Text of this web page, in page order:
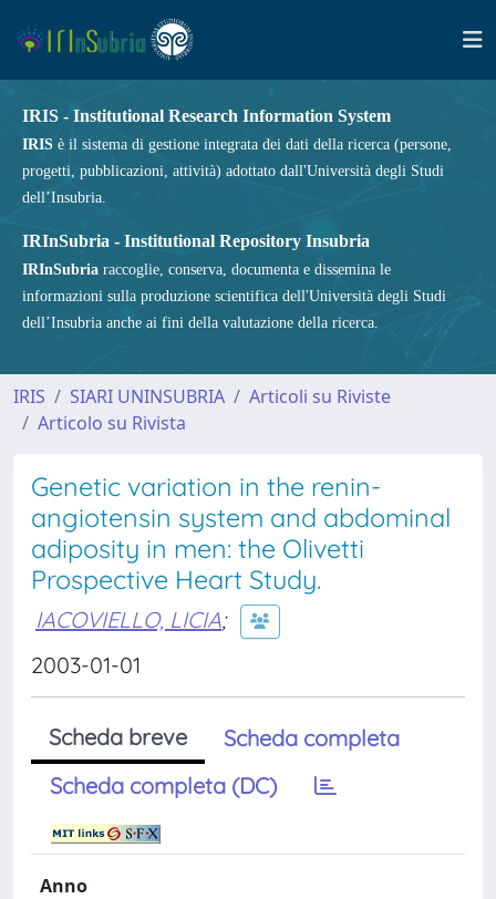
IRIS - Institutional Research Information System
IRIS è il sistema di gestione integrata dei dati della ricerca (persone,
progetti, pubblicazioni, attività) adottato dall'Università degli Studi
dell’Insubria.
IRInSubria - Institutional Repository Insubria
IRInSubria raccoglie, conserva, documenta e dissemina le
informazioni sulla produzione scientifica dell'Università degli Studi
dell’Insubria anche ai fini della valutazione della ricerca.
IRIS SIARI UNINSUBRIA
Articoli su Riviste
Articolo su Rivista
Genetic variation in the renin-
angiotensin system and abdominal
adiposity in men: the Olivetti
Prospective Heart Study.
IACOVIELLO, LICIA;
2003-01-01
Scheda breve
Scheda completa
Scheda completa (DC)
Anno